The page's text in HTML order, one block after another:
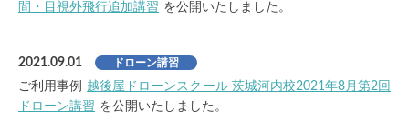
間・目視外飛行追加講習 を公開いたしました。
2021.09.01 ドローン講習
ご利用事例
越後屋ドローンスクール 茨城河内校2021年8月第2回
ドローン講習 を公開いたしました。